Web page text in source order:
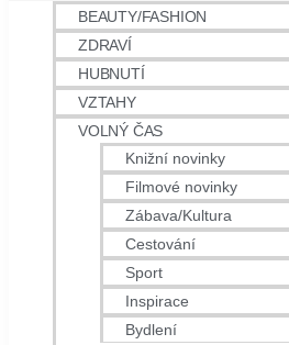
BEAUTY/FASHION
ZDRAVÍ
HUBNUTÍ
VZTAHY
VOLNÝ ČAS
Knižní novinky
Filmové novinky
Zábava/Kultura
Cestování
Sport
Inspirace
Bydlení